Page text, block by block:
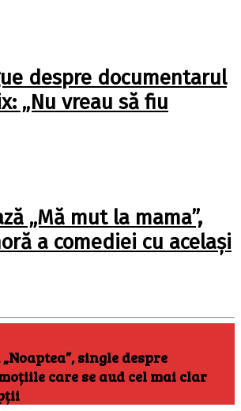
despre documentarul
„Nu vreau să fiu
„Mă mut la mama”,
a comediei cu același
single despre
care se aud cel mai clar